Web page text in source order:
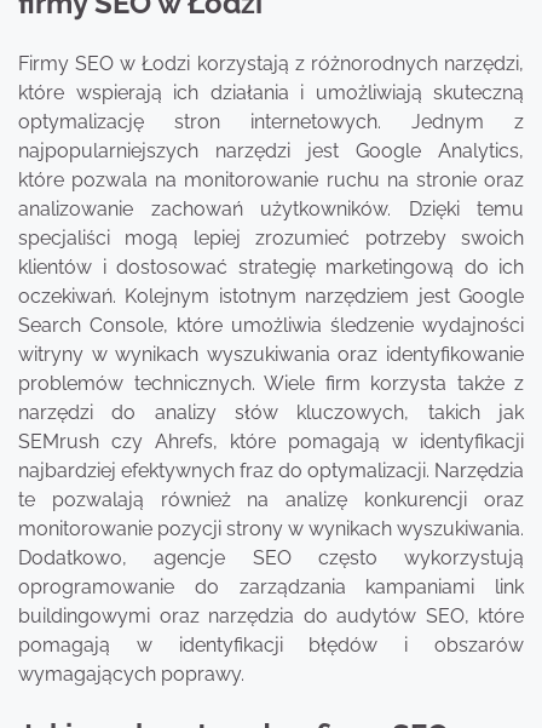
Firmy SEO w Łodzi korzystają z różnorodnych narzędzi,
które wspierają ich działania i umożliwiają skuteczną
optymalizację stron internetowych. Jednym z
najpopularniejszych narzędzi jest Google Analytics,
które pozwala na monitorowanie ruchu na stronie oraz
analizowanie zachowań użytkowników. Dzięki temu
specjaliści mogą lepiej zrozumieć potrzeby swoich
klientów i dostosować strategię marketingową do ich
oczekiwań. Kolejnym istotnym narzędziem jest Google
Search Console, które umożliwia śledzenie wydajności
witryny w wynikach wyszukiwania oraz identyfikowanie
problemów technicznych. Wiele firm korzysta także z
narzędzi do analizy słów kluczowych, takich jak
SEMrush czy Ahrefs, które pomagają w identyfikacji
najbardziej efektywnych fraz do optymalizacji. Narzędzia
te pozwalają również na analizę konkurencji oraz
monitorowanie pozycji strony w wynikach wyszukiwania.
Dodatkowo, agencje SEO często wykorzystują
oprogramowanie do zarządzania kampaniami link
buildingowymi oraz narzędzia do audytów SEO, które
pomagają w identyfikacji błędów i obszarów
wymagających poprawy.